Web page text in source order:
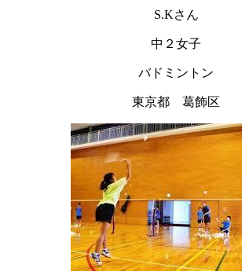
S.Kさん
中２女子
バドミントン
東京都 葛飾区